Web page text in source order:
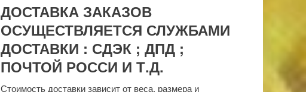
ДОСТАВКА ЗАКАЗОВ
ОСУЩЕСТВЛЯЕТСЯ СЛУЖБАМИ
ДОСТАВКИ : СДЭК ; ДПД ;
ПОЧТОЙ РОССИ И Т.Д.
Стоимость доставки зависит от веса, размера и